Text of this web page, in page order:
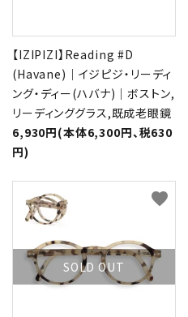
【IZIPIZI】Reading #D
(Havane)｜イジピジ・リーディ
ング・ディー(ハバナ)｜ボストン,
リーディンググラス,既成老眼鏡
6,930円(本体6,300円、税630
円)
SOLD OUT
favorite